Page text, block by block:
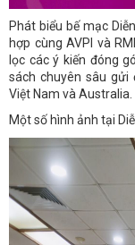
Phát biểu bế mạc
hợp cùng AVPI và
lọc các ý kiến đóng
sách chuyên sâu gửi
Việt Nam và Australia.
Một số hình ảnh tại